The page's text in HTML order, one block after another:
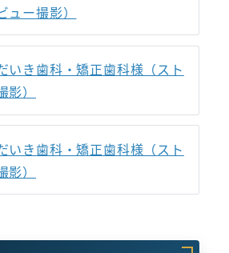
ュー撮影）
いき歯科・矯正歯科様（スト
）
いき歯科・矯正歯科様（スト
）